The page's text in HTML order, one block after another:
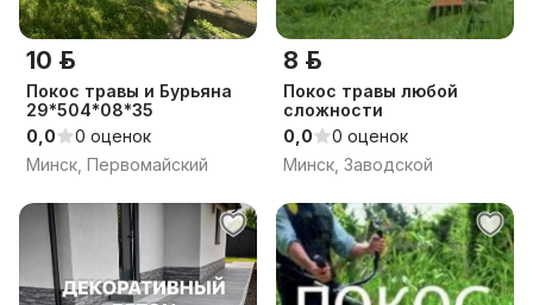
10 р.
Покос травы и Бурьяна
29*504*08*35
0,0
0 оценок
Минск, Первомайский
8 р.
Покос травы любой
сложности
0,0
0 оценок
Минск, Заводской